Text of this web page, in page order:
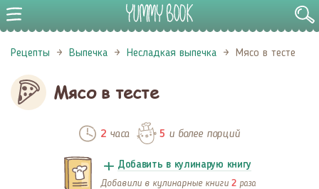
Рецепты Выпечка Несладкая выпечка Мясо в тесте
Мясо в тесте
2 часа 5 и более порций
Добавить в кулинарую книгу
Добавили в кулинарные книги 2 раза